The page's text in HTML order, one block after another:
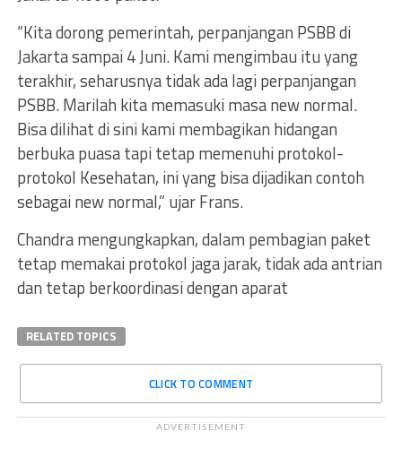
“Kita dorong pemerintah, perpanjangan PSBB di
Jakarta sampai 4 Juni. Kami mengimbau itu yang
terakhir, seharusnya tidak ada lagi perpanjangan
PSBB. Marilah kita memasuki masa new normal.
Bisa dilihat di sini kami membagikan hidangan
berbuka puasa tapi tetap memenuhi protokol-
protokol Kesehatan, ini yang bisa dijadikan contoh
sebagai new normal,” ujar Frans.
Chandra mengungkapkan, dalam pembagian paket
tetap memakai protokol jaga jarak, tidak ada antrian
dan tetap berkoordinasi dengan aparat
RELATED TOPICS
CLICK TO COMMENT
ADVERTISEMENT